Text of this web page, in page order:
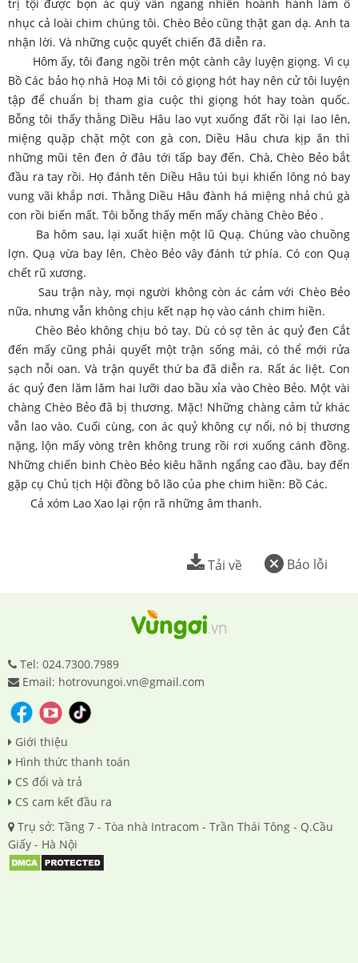
trị tội được bọn ác quỷ vẫn ngang nhiên hoành hành làm ô
nhục cả loài chim chúng tôi. Chèo Bẻo cũng thật gan dạ. Anh ta
nhận lời. Và những cuộc quyết chiến đã diễn ra.
Hôm ấy, tôi đang ngồi trên một cành cây luyện giọng. Vì cụ
Bồ Các bảo họ nhà Hoạ Mi tôi có giọng hót hay nên cử tôi luyện
tập để chuẩn bị tham gia cuộc thi giọng hót hay toàn quốc.
Bỗng tôi thấy thằng Diều Hâu lao vụt xuống đất rồi lại lao lên,
miệng quặp chặt một con gà con, Diều Hâu chưa kịp ăn thì
những mũi tên đen ở đâu tới tấp bay đến. Chà, Chèo Bẻo bắt
đầu ra tay rồi. Họ đánh tên Diều Hâu túi bụi khiến lông nó bay
vung vãi khắp nơi. Thằng Diều Hâu đành há miệng nhả chú gà
con rồi biến mất. Tôi bỗng thấy mến mấy chàng Chèo Bẻo .
Ba hôm sau, lại xuất hiện một lũ Quạ. Chúng vào chuồng
lợn. Quạ vừa bay lên, Chèo Bẻo vây đánh tứ phía. Có con Quạ
chết rũ xương.
Sau trận này, mọi người không còn ác cảm với Chèo Bẻo
nữa, nhưng vẫn không chịu kết nạp họ vào cánh chim hiền.
Chèo Bẻo không chịu bó tay. Dù có sợ tên ác quỷ đen Cắt
đến mấy cũng phải quyết một trận sống mái, có thể mới rửa
sạch nỗi oan. Và trận quyết thứ ba đã diễn ra. Rất ác liệt. Con
ác quỷ đen lăm lăm hai lưỡi dao bầu xỉa vào Chèo Bẻo. Một vài
chàng Chèo Bẻo đã bị thương. Mặc! Những chàng cảm tử khác
vẫn lao vào. Cuối cùng, con ác quỷ không cự nổi, nó bị thương
nặng, lộn mấy vòng trên không trung rồi rơi xuống cánh đồng.
Những chiến binh Chèo Bẻo kiêu hãnh ngẩng cao đầu, bay đến
gặp cụ Chủ tịch Hội đồng bô lão của phe chim hiền: Bồ Các.
Cả xóm Lao Xao lại rộn rã những âm thanh.
Báo lỗi
Tải về
Tel: 024.7300.7989
Email: hotrovungoi.vn@gmail.com
Giới thiệu
Hình thức thanh toán
CS đổi và trả
CS cam kết đầu ra
Trụ sở: Tầng 7 - Tòa nhà Intracom - Trần Thái Tông - Q.Cầu
Giấy - Hà Nội